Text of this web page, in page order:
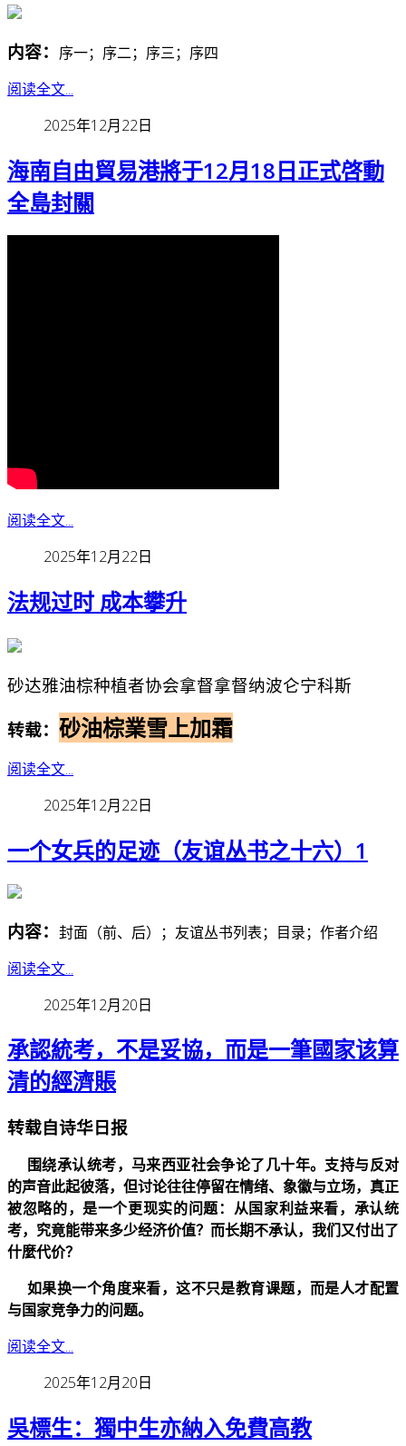
内容： 序一；序二；序三；序四
阅读全文...
2025年12月22日
海南自由貿易港將于12月18日正式啓動
全島封關
阅读全文...
2025年12月22日
法规过时 成本攀升
砂达雅油棕种植者协会拿督拿督纳波仑宁科斯
转载： 砂油棕業雪上加霜
阅读全文...
2025年12月22日
一个女兵的足迹（友谊丛书之十六）1
内容： 封面（前、后）；友谊丛书列表；目录；作者介绍
阅读全文...
2025年12月20日
承認統考，不是妥協，而是一筆國家该算
清的經濟賬
转载自诗华日报
围绕承认统考，马来西亚社会争论了几十年。支持与反对
的声音此起彼落，但讨论往往停留在情绪、象徽与立场，真正
被忽略的，是一个更现实的问题：从国家利益来看，承认统
考，究竟能带来多少经济价值？而长期不承认，我们又付出了
什麼代价？
如果换一个角度来看，这不只是教育课题，而是人才配置
与国家竞争力的问题。
阅读全文...
2025年12月20日
吳標生：獨中生亦納入免費高教